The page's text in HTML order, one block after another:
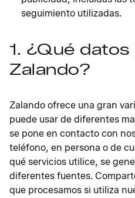
seguimiento utilizadas.
1. ¿Qué
Zalando?
Zalando ofrece una gran
puede usar de diferentes
se pone en contacto con
teléfono, en persona o de
qué servicios utilice, se
diferentes fuentes.
que procesamos si utiliza